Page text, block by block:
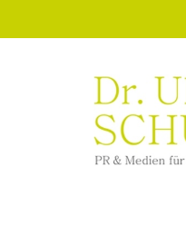
Seitenspalte